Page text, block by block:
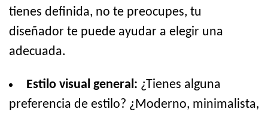
tienes definida, no te preocupes, tu
diseñador te puede ayudar a elegir una
adecuada.
Estilo visual general: ¿Tienes alguna
preferencia de estilo? ¿Moderno, minimalista,